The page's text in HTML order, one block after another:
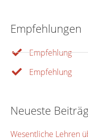
Office 365
Empfehlungen
Empfehlung
Empfehlung
Neueste
Wesentliche Lehren